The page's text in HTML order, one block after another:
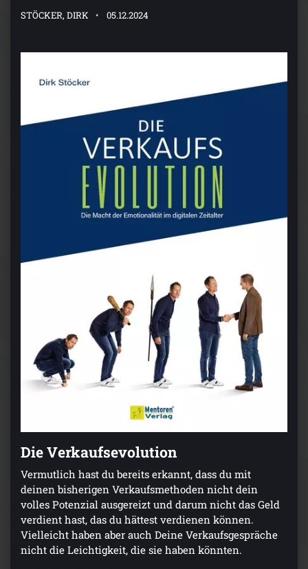
STÖCKER, DIRK 05.12.2024
Die Verkaufsevolution
Vermutlich hast du bereits erkannt, dass du mit
deinen bisherigen Verkaufsmethoden nicht dein
volles Potenzial ausgereizt und darum nicht das Geld
verdient hast, das du hättest verdienen können.
Vielleicht haben aber auch Deine Verkaufsgespräche
nicht die Leichtigkeit, die sie haben könnten.